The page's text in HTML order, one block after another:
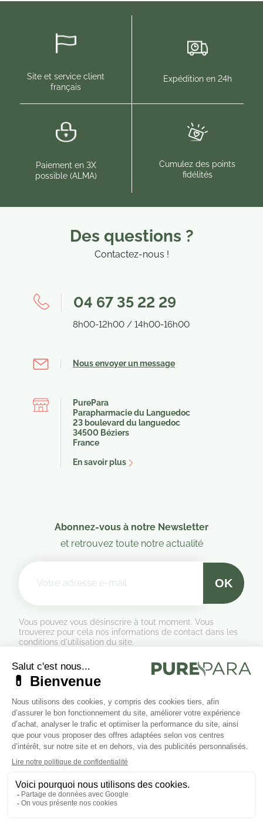
(5 avis)
Site et service client
français
Expédition en 24h
Paiement en 3X
possible (ALMA)
Cumulez des points
fidélités
Des questions ?
Contactez-nous !
04 67 35 22 29
8h00-12h00 / 14h00-16h00
Nous envoyer un message
PurePara
Parapharmacie du Languedoc
23 boulevard du languedoc
34500 Béziers
France
En savoir plus
Abonnez-vous à notre Newsletter
et retrouvez toute notre actualité
Vous pouvez vous désinscrire à tout moment. Vous
trouverez pour cela nos informations de contact dans les
conditions d'utilisation du site.
Formulaire de rétractation
Marchand approuvé par la Société des Avis Garantis,cliquez ici
pour vérifier
Suivez-nous sur les réseaux sociaux
Cliquez ici pour modifier vos préférences en matière de cookies.